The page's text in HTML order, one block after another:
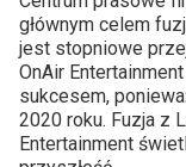
głównym celem
jest stopniowe
OnAir
sukcesem,
2020 roku. Fuzja z
Entertainment